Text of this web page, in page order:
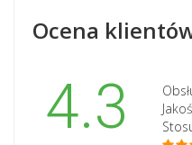
Ocena
4.3